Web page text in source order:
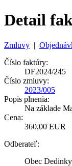
Detail
Zmluvy |
Číslo faktúry:
DF2024/245
Číslo zmluvy:
2023/005
Popis plnenia:
Na základe
Cena:
360,00 EUR
Odberateľ:
Obec